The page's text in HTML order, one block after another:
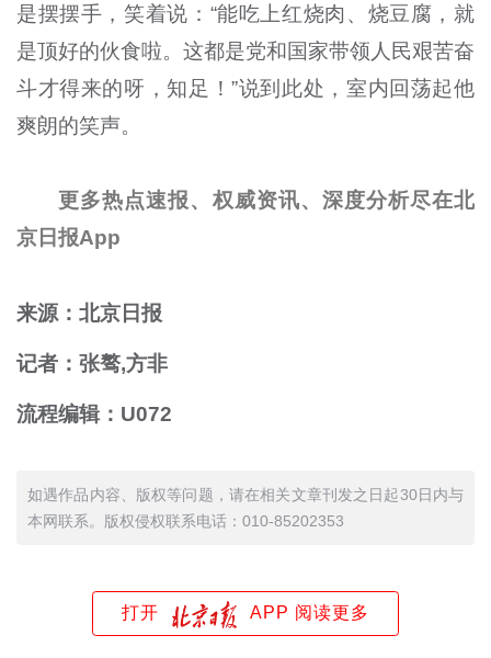
是摆摆手，笑着说：“能吃上红烧肉、烧豆腐，就
是顶好的伙食啦。这都是党和国家带领人民艰苦奋
斗才得来的呀，知足！”说到此处，室内回荡起他
爽朗的笑声。
更多热点速报、权威资讯、深度分析尽在北
京日报App
来源：北京日报
记者：张骜,方非
流程编辑：U072
如遇作品内容、版权等问题，请在相关文章刊发之日起30日内与
本网联系。版权侵权联系电话：010-85202353
打开 APP 阅读更多